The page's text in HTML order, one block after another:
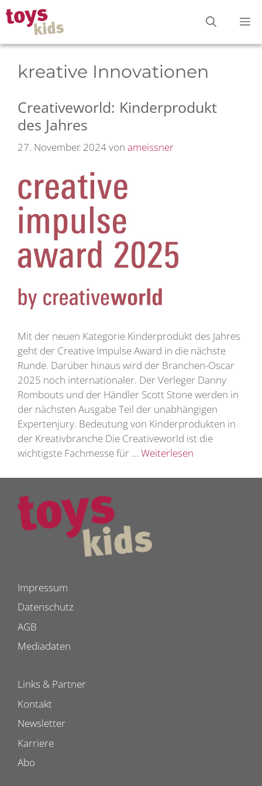
Zum
Inhalt
springen
kreative Innovationen
Creativeworld: Kinderprodukt
des Jahres
27. November 2024von ameissner
Mit der neuen Kategorie Kinderprodukt des Jahres
geht der Creative Impulse Award in die nächste
Runde. Darüber hinaus wird der Branchen-Oscar
2025 noch internationaler. Der Verleger Danny
Rombouts und der Händler Scott Stone werden in
der nächsten Ausgabe Teil der unabhängigen
Expertenjury. Bedeutung von Kinderprodukten in
der Kreativbranche Die Creativeworld ist die
wichtigste Fachmesse für … Weiterlesen
Impressum
Datenschutz
AGB
Mediadaten
Links & Partner
Kontakt
Newsletter
Karriere
Abo